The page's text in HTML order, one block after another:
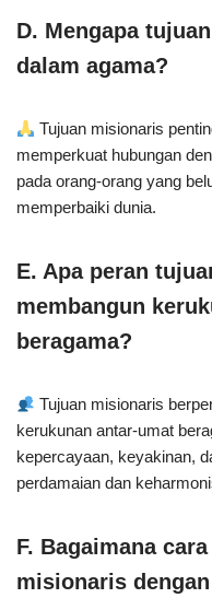
D. Mengapa
dalam agama?
Tujuan misionaris
memperkuat hubungan
pada orang-orang yang
memperbaiki dunia.
E. Apa peran
membangun
beragama?
Tujuan misionaris
kerukunan antar-umat
kepercayaan, keyakinan,
perdamaian dan
F. Bagaimana
misionaris